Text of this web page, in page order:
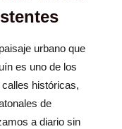
urbano que
es uno de los
históricas,
de
a diario sin